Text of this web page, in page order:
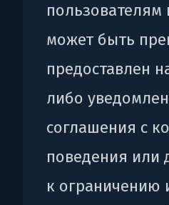
пользователям
может быть
предоставлен
либо
соглашения с
поведения или
к ограничению